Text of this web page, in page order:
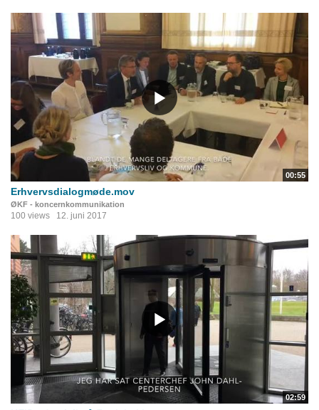
00:55
Erhvervsdialogmøde.mov
ØKF - koncernkommunikation
100 views 12. juni 2017
02:59